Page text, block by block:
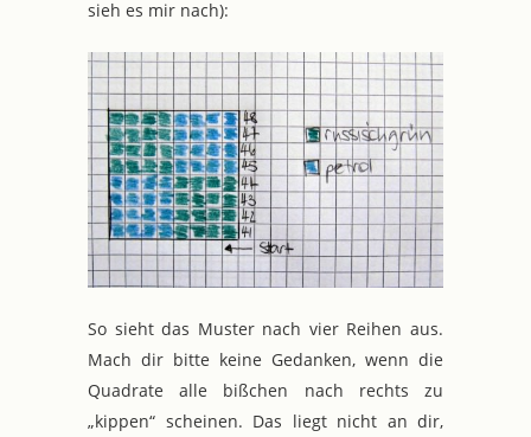
sieh es mir nach):
So sieht das Muster nach vier Reihen aus.
Mach dir bitte keine Gedanken, wenn die
Quadrate alle bißchen nach rechts zu
„kippen“ scheinen. Das liegt nicht an dir,